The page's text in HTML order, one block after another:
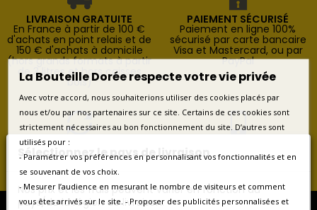
Sélectionnez le pays de livraison
Nos prix et les frais peuvent varier en fonction du
pays/de la région de livraison.
LIVRAISON GRATUITE
En France à partir de 100 €
d'achats en point relais et de
150 € d'achats à domicile
(hors grands formats à partir
de 3 litres et hors caisses
bois)
PAIEMENT SÉCURISÉ
Paiement en ligne 100%
sécurisé par carte bancaire
Visa et Mastercard, ou par
PayPal
RETOURS FACILES
Retours possibles pendant 14
jours à compter de la
livraison
Contactez-nous au
+33(0)1.46.22.29.79 du lundi
La Bouteille Dorée respecte votre vie privée
Avec votre accord, nous souhaiterions utiliser des cookies placés par
nous et/ou par nos partenaires sur ce site. Certains de ces cookies sont
strictement nécessaires au bon fonctionnement du site. D’autres sont
utilisés pour :
- Paramétrer vos préférences en personnalisant vos fonctionnalités et en
se souvenant de vos choix.
- Mesurer l’audience en mesurant le nombre de visiteurs et comment
vous êtes arrivés sur le site. - Proposer des publicités personnalisées et